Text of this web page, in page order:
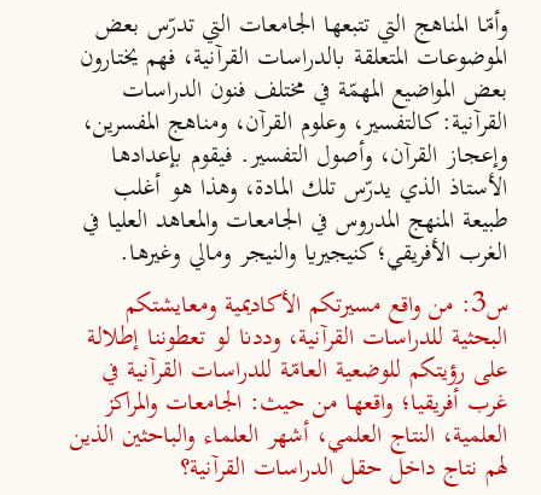
وأمّا المناهج التي تتبعها الجامعات التي تدرّس بعض
الموضوعات المتعلقة بالدراسات القرآنية، فهم يختارون
بعض المواضيع المهمّة في مختلف فنون الدراسات
القرآنية: كالتفسير، وعلوم القرآن، ومناهج المفسرين،
وإعجاز القرآن، وأصول التفسير. فيقوم بإعدادها
الأستاذ الذي يدرّس تلك المادة، وهذا هو أغلب
طبيعة المنهج المدروس في الجامعات والمعاهد العليا في
الغرب الأفريقي؛ كنيجيريا والنيجر ومالي وغيرها.
س3: من واقع مسيرتكم الأكاديمية ومعايشتكم
البحثية للدراسات القرآنية، وددنا لو تعطوننا إطلالة
على رؤيتكم للوضعية العامّة للدراسات القرآنية في
غرب أفريقيا؛ واقعها من حيث: الجامعات والمراكز
العلمية، النتاج العلمي، أشهر العلماء والباحثين الذين
لهم نتاج داخل حقل الدراسات القرآنية؟